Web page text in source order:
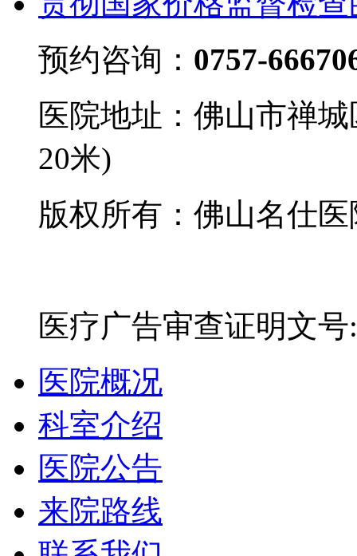
预约咨询： 0757-
医院地址：佛山市禅
20米)
版权所有：佛山名仕
医疗广告审查证明文
医院概况
科室介绍
医院公告
来院路线